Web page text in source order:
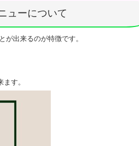
ューについて
出来るのが特徴です。
す。